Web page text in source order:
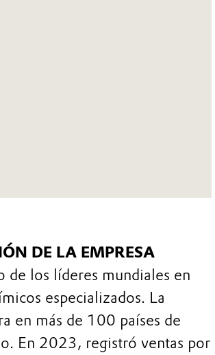
DE LA EMPRESA
de los líderes mundiales en
especializados. La
en más de 100 países de
En 2023, registró ventas por